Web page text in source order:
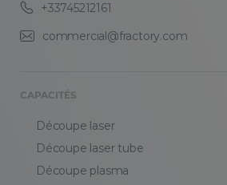
+33745212161
commercial@fractory.com
CAPACITÉS
Découpe laser
Découpe laser tube
Découpe plasma